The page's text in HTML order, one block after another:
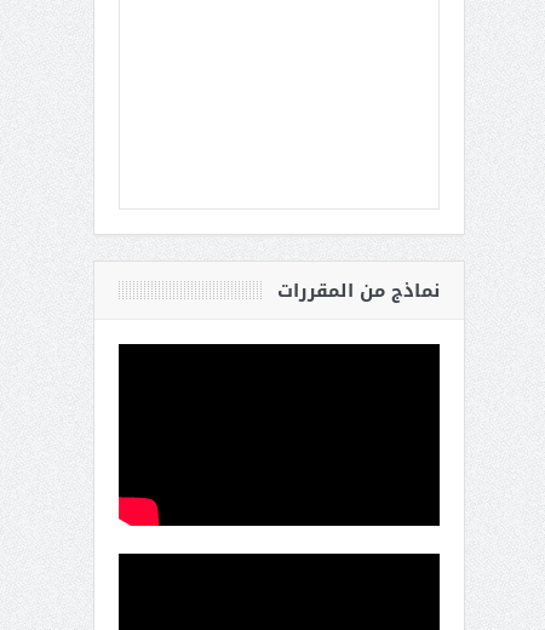
نماذج من المقررات